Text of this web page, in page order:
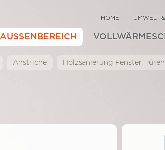
HOME UMWELT
AUSSENBEREICH
Anstriche Holzsanierung Fenster,